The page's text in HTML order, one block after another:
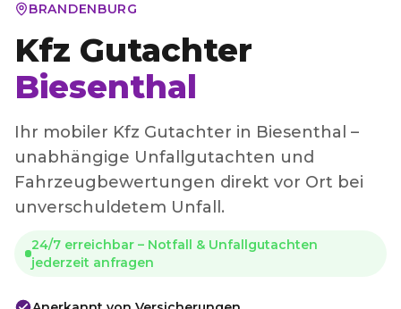
BRANDENBURG
Kfz Gutachter
Biesenthal
Ihr mobiler Kfz Gutachter in Biesenthal –
unabhängige Unfallgutachten und
Fahrzeugbewertungen direkt vor Ort bei
unverschuldetem Unfall.
24/7 erreichbar – Notfall & Unfallgutachten
jederzeit anfragen